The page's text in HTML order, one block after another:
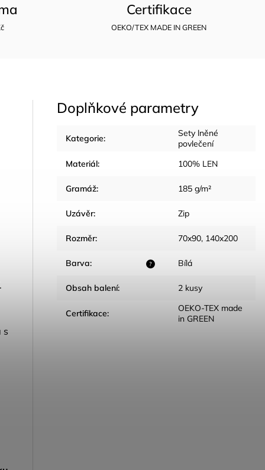
Certifikace
OEKO/TEX MADE IN GREEN
s
Doplňkové parametry
Kategorie:
Sety lněné
povlečení
Materiál: 100% LEN
Gramáž: 185 g/m²
Uzávěr: Zip
Rozměr: 70x90, 140x200
?
Barva: Bílá
Obsah balení: 2 kusy
Certifikace:
OEKO-TEX made
in GREEN